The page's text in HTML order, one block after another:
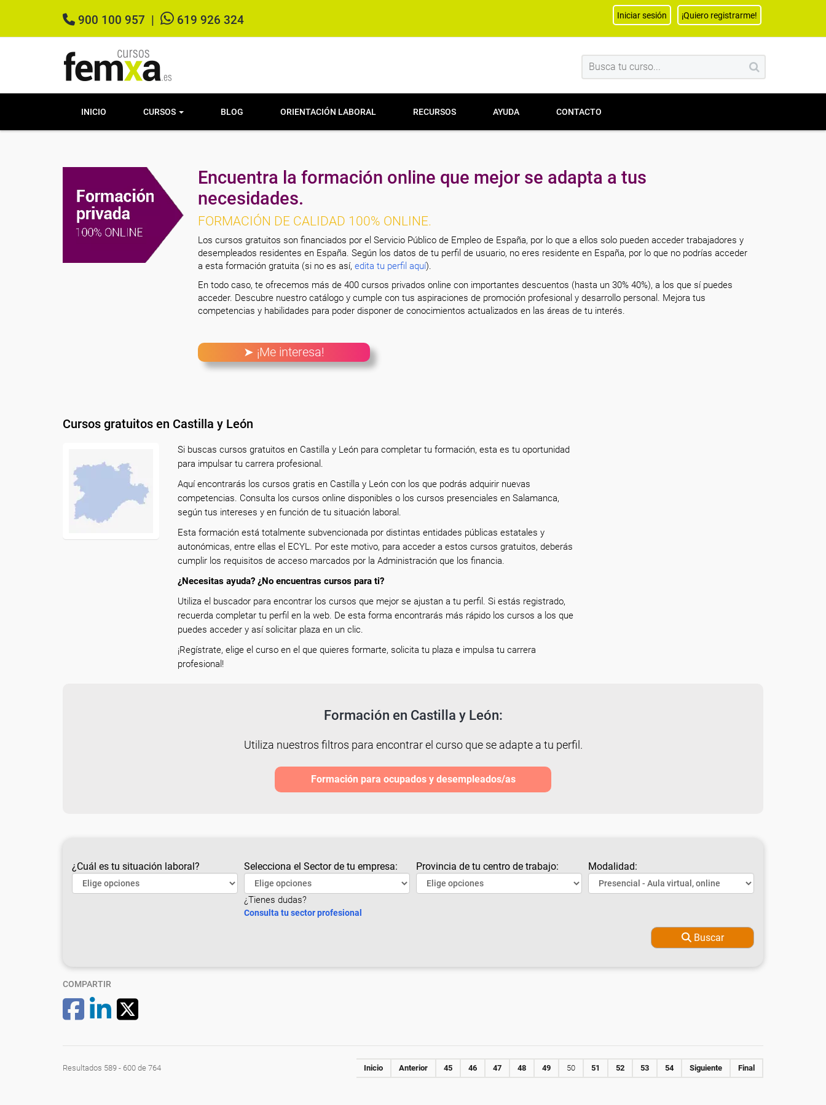
900 100 957 619 926 324 Iniciar sesión ¡Quiero registrarme!
INICIO CURSOS BLOG ORIENTACIÓN LABORAL RECURSOS AYUDA CONTACTO
Encuentra la formación online que mejor se adapta a tus
necesidades.
FORMACIÓN DE CALIDAD 100% ONLINE.
Los cursos gratuitos son financiados por el Servicio Público de Empleo de España, por lo que a ellos solo pueden acceder trabajadores y
desempleados residentes en España. Según los datos de tu perfil de usuario, no eres residente en España, por lo que no podrías acceder
a esta formación gratuita (si no es así, edita tu perfil aquí).
En todo caso, te ofrecemos más de 400 cursos privados online con importantes descuentos (hasta un 30% 40%), a los que sí puedes
acceder. Descubre nuestro catálogo y cumple con tus aspiraciones de promoción profesional y desarrollo personal. Mejora tus
competencias y habilidades para poder disponer de conocimientos actualizados en las áreas de tu interés.
➤ ¡Me interesa!
Cursos gratuitos en Castilla y León
Si buscas cursos gratuitos en Castilla y León para completar tu formación, esta es tu oportunidad
para impulsar tu carrera profesional.
Aquí encontrarás los cursos gratis en Castilla y León con los que podrás adquirir nuevas
competencias. Consulta los cursos online disponibles o los cursos presenciales en Salamanca,
según tus intereses y en función de tu situación laboral.
Esta formación está totalmente subvencionada por distintas entidades públicas estatales y
autonómicas, entre ellas el ECYL. Por este motivo, para acceder a estos cursos gratuitos, deberás
cumplir los requisitos de acceso marcados por la Administración que los financia.
¿Necesitas ayuda? ¿No encuentras cursos para ti?
Utiliza el buscador para encontrar los cursos que mejor se ajustan a tu perfil. Si estás registrado,
recuerda completar tu perfil en la web. De esta forma encontrarás más rápido los cursos a los que
puedes acceder y así solicitar plaza en un clic.
¡Regístrate, elige el curso en el que quieres formarte, solicita tu plaza e impulsa tu carrera
profesional!
Formación en Castilla y León:
Utiliza nuestros filtros para encontrar el curso que se adapte a tu perfil.
Formación para ocupados y desempleados/as
¿Cuál es tu situación laboral? Selecciona el Sector de tu empresa:
¿Tienes dudas?
Consulta tu sector profesional
Provincia de tu centro de trabajo: Modalidad:
Buscar
COMPARTIR
Resultados 589 - 600 de 764 Inicio Anterior 45 46 47 48 49 50 51 52 53 54 Siguiente Final